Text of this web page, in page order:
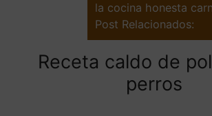
la cocina honesta
Post Relacionados:
Receta caldo de
perros